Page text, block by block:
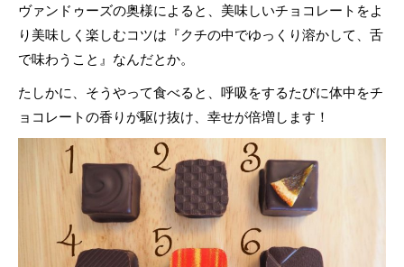
ヴァンドゥーズの奥様によると、美味しいチョコレートをよ
り美味しく楽しむコツは『クチの中でゆっくり溶かして、舌
で味わうこと』なんだとか。
たしかに、そうやって食べると、呼吸をするたびに体中をチ
ョコレートの香りが駆け抜け、幸せが倍増します！